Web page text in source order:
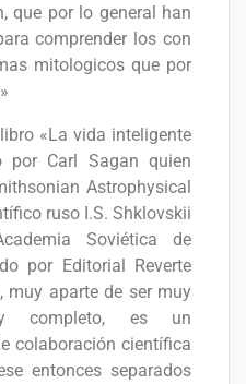
que por lo general han
comprender los con
mitologicos que por
«La vida inteligente
por Carl Sagan quien
Astrophysical
ruso I.S. Shklovskii
Soviética de
por Editorial Reverte
muy aparte de ser muy
y completo, es un
colaboración científica
entonces separados